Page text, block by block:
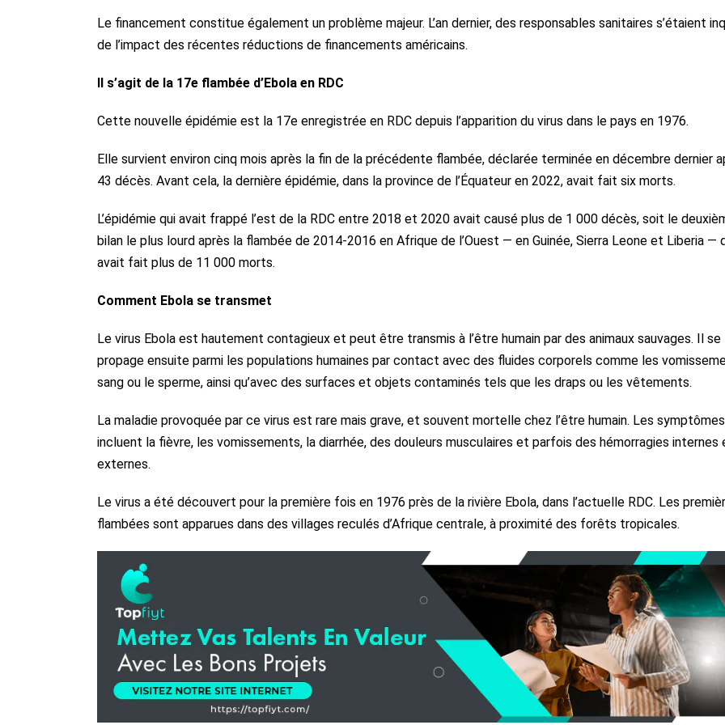
Le financement constitue également un problème majeur. L’an dernier, des responsables sanitaires s’étaient
de l’impact des récentes réductions de financements américains.
Il s’agit de la 17e flambée d’Ebola en RDC
Cette nouvelle épidémie est la 17e enregistrée en RDC depuis l’apparition du virus dans le pays en 1976.
Elle survient environ cinq mois après la fin de la précédente flambée, déclarée terminée en décembre dernier
43 décès. Avant cela, la dernière épidémie, dans la province de l’Équateur en 2022, avait fait six morts.
L’épidémie qui avait frappé l’est de la RDC entre 2018 et 2020 avait causé plus de 1 000 décès, soit le
bilan le plus lourd après la flambée de 2014-2016 en Afrique de l’Ouest — en Guinée, Sierra Leone et Liberia —
avait fait plus de 11 000 morts.
Comment Ebola se transmet
Le virus Ebola est hautement contagieux et peut être transmis à l’être humain par des animaux sauvages. Il se
propage ensuite parmi les populations humaines par contact avec des fluides corporels comme les
sang ou le sperme, ainsi qu’avec des surfaces et objets contaminés tels que les draps ou les vêtements.
La maladie provoquée par ce virus est rare mais grave, et souvent mortelle chez l’être humain. Les symptômes
incluent la fièvre, les vomissements, la diarrhée, des douleurs musculaires et parfois des hémorragies internes
externes.
Le virus a été découvert pour la première fois en 1976 près de la rivière Ebola, dans l’actuelle RDC. Les
flambées sont apparues dans des villages reculés d’Afrique centrale, à proximité des forêts tropicales.